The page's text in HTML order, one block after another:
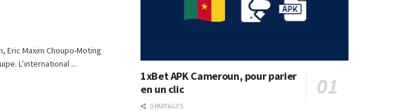
Eric Maxim Choupo-Moting
L’international ...
1xBet APK Cameroun, pour parier
en un clic
0 PARTAGES